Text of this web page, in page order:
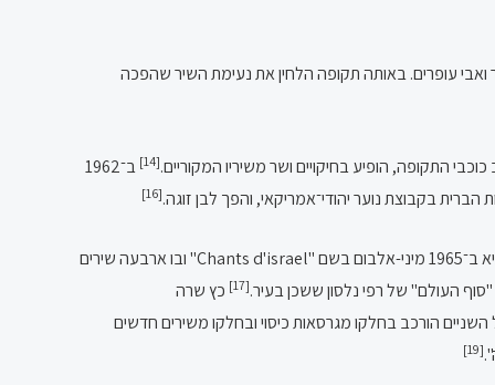
עופרים. באותה תקופה הלחין את נעימת השיר שהפכה
התקופה, הופיע בחיקויים ושר משיריו המקוריים.[14]
ב־1962
בקבוצת נוער יהודי־אמריקאי, והפך לבן זוגה.[16]
לאחר מכן נסע קראוס לצרפת, ושם הוציא ב־1965 מיני-אלבום בשם "Chants d'israel" ובו ארבעה שירים
"סוף העולם" של רפי נלסון ששכן בעיר.[17]
כץ שרה
הורכב בחלקו מגרסאות כיסוי ובחלקו משירים חדשים
[19]